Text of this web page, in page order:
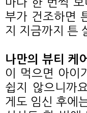
부가 건조하면
지 지금까지 튼
나만의 뷰티 케
이 먹으면 아이
쉽지 않으니까
게도 임신 후에